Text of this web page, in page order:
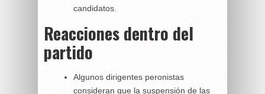
candidatos.
Reacciones dentro del
partido
Algunos dirigentes peronistas
consideran que la suspensión de las